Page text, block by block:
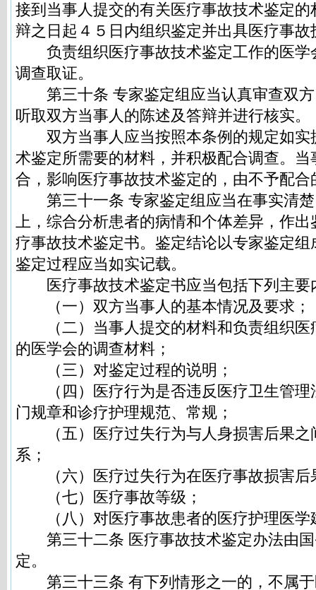
接到当事人提交的有关医疗事故技术鉴定
辩之日起４５日内组织鉴定并出具医疗事故
负责组织医疗事故技术鉴定工作的医学
调查取证。
第三十条 专家鉴定组应当认真审查双方
听取双方当事人的陈述及答辩并进行核实。
双方当事人应当按照本条例的规定如实
术鉴定所需要的材料，并积极配合调查。
合，影响医疗事故技术鉴定的，由不予配
第三十一条 专家鉴定组应当在事实清楚
上，综合分析患者的病情和个体差异，作
疗事故技术鉴定书。鉴定结论以专家鉴定
鉴定过程应当如实记载。
医疗事故技术鉴定书应当包括下列主要
（一）双方当事人的基本情况及要求；
（二）当事人提交的材料和负责组织医
的医学会的调查材料；
（三）对鉴定过程的说明；
（四）医疗行为是否违反医疗卫生管理
门规章和诊疗护理规范、常规；
（五）医疗过失行为与人身损害后果之
系；
（六）医疗过失行为在医疗事故损害后
（七）医疗事故等级；
（八）对医疗事故患者的医疗护理医学
第三十二条 医疗事故技术鉴定办法由国
定。
第三十三条 有下列情形之一的，不属于